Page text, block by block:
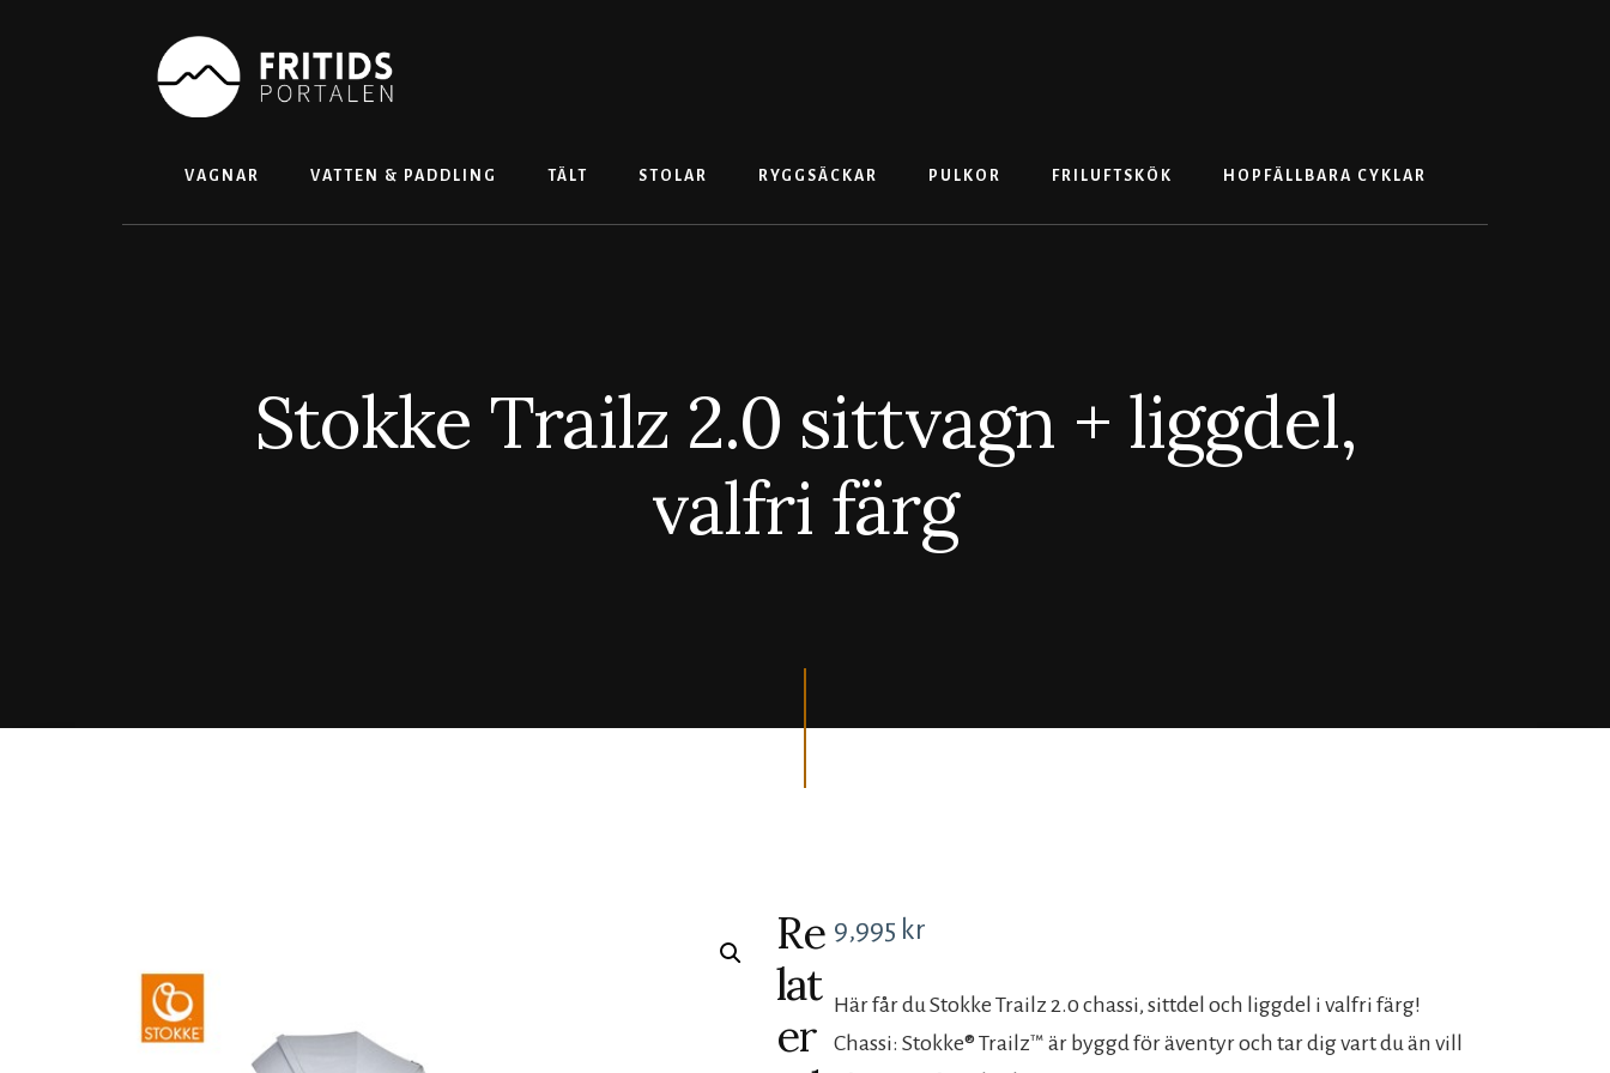
VAGNAR VATTEN & PADDLING TÄLT STOLAR RYGGSÄCKAR PULKOR FRILUFTSKÖK HOPFÄLLBARA CYKLAR
Stokke Trailz 2.0 sittvagn + liggdel,
valfri färg
9,995 kr
Här får du Stokke Trailz 2.0 chassi, sittdel och liggdel i valfri färg!
Chassi: Stokke® Trailz™ är byggd för äventyr och tar dig vart du än vill
Re
lat
er